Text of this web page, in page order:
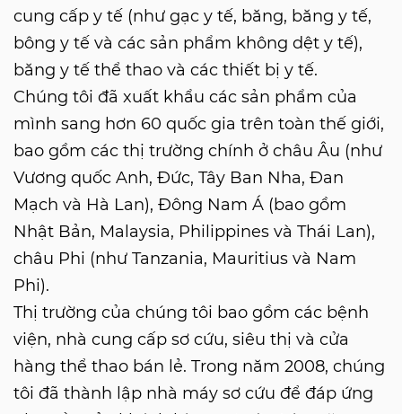
cung cấp y tế (như gạc y tế, băng, băng y tế,
bông y tế và các sản phẩm không dệt y tế),
băng y tế thể thao và các thiết bị y tế.
Chúng tôi đã xuất khẩu các sản phẩm của
mình sang hơn 60 quốc gia trên toàn thế giới,
bao gồm các thị trường chính ở châu Âu (như
Vương quốc Anh, Đức, Tây Ban Nha, Đan
Mạch và Hà Lan), Đông Nam Á (bao gồm
Nhật Bản, Malaysia, Philippines và Thái Lan),
châu Phi (như Tanzania, Mauritius và Nam
Phi).
Thị trường của chúng tôi bao gồm các bệnh
viện, nhà cung cấp sơ cứu, siêu thị và cửa
hàng thể thao bán lẻ. Trong năm 2008, chúng
tôi đã thành lập nhà máy sơ cứu để đáp ứng